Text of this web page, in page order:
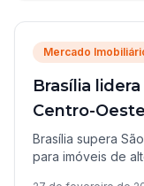
Mercado
Brasília
Centro-
Brasília supera
para imóveis de